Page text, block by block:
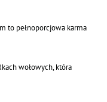
to pełnoporcjowa karma
wołowych, która